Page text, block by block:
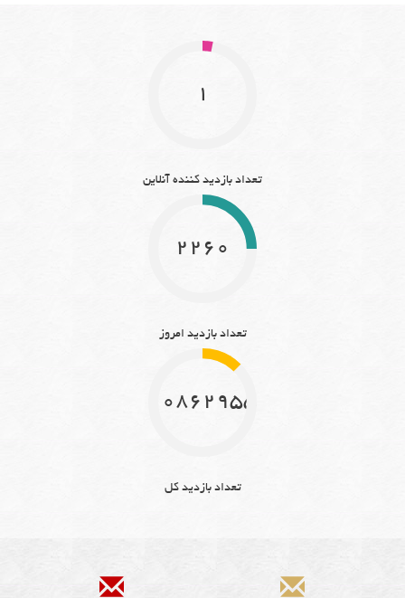
1
تعداد بازدید کننده آنلاین
2260
تعداد بازدید امروز
10862955
تعداد بازدید کل